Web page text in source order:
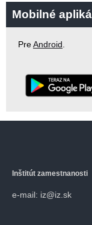
Mobilné
PreAndroid
Inštitút zamestnanosti
e-mail: iz@iz.sk